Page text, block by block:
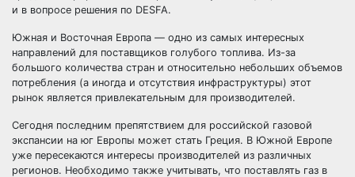
и в вопросе решения по DESFA.
Южная и Восточная Европа — одно из самых интересных
направлений для поставщиков голубого топлива. Из-за
большого количества стран и относительно небольших объемов
потребления (а иногда и отсутствия инфраструктуры) этот
рынок является привлекательным для производителей.
Сегодня последним препятствием для российской газовой
экспансии на юг Европы может стать Греция. В Южной Европе
уже пересекаются интересы производителей из различных
регионов. Необходимо также учитывать, что поставлять газ в